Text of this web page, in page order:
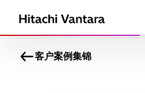
客户案例集锦